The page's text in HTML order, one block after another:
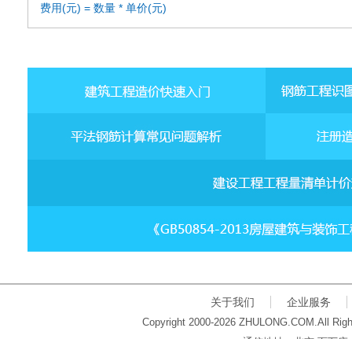
费用(元) = 数量 * 单价(元)
关于我们 企业服务
Copyright 2000-2026 ZHULONG.COM.All